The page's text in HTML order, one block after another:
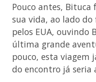
Pouco antes, Bituca
sua vida, ao lado
pelos EUA, ouvindo
última grande
pouco, esta viagem
do encontro já seria